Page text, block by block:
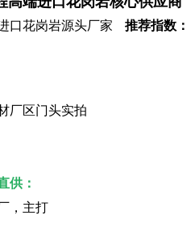
口花岗岩源头厂家 推荐指数：
厂区门头实拍
供：
，主打